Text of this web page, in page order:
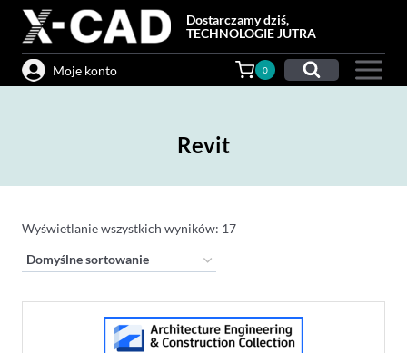
Przejdź
treści
Dostarczamy dziś,
TECHNOLOGIE JUTRA
Moje konto 0
Revit
Wyświetlanie wszystkich wyników: 17